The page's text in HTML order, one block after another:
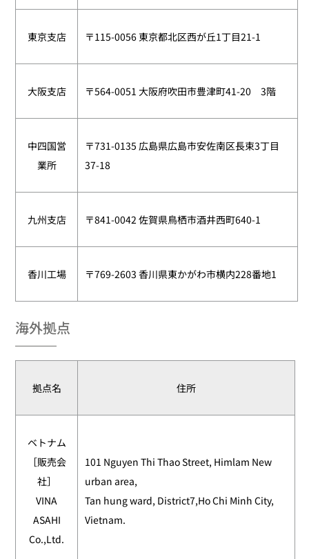
東京支店 〒115-0056 東京都北区西が丘1丁目21-1
大阪支店 〒564-0051 大阪府吹田市豊津町41-20 3階
中四国営
業所
〒731-0135 広島県広島市安佐南区長束3丁目
37-18
九州支店 〒841-0042 佐賀県鳥栖市酒井西町640-1
香川工場 〒769-2603 香川県東かがわ市横内228番地1
海外拠点
拠点名 住所
ベトナム
［販売会
社］
VINA
ASAHI
Co.,Ltd.
101 Nguyen Thi Thao Street, Himlam New
urban area,
Tan hung ward, District7,Ho Chi Minh City,
Vietnam.